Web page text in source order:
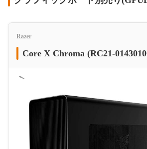
Razer
Core X Chroma (RC21-
＜